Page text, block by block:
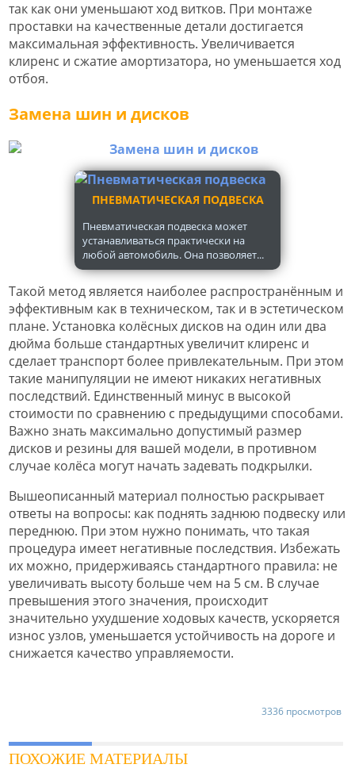
так как они уменьшают ход витков. При монтаже
проставки на качественные детали достигается
максимальная эффективность. Увеличивается
клиренс и сжатие амортизатора, но уменьшается ход
отбоя.
Замена шин и дисков
ПНЕВМАТИЧЕСКАЯ ПОДВЕСКА
Пневматическая подвеска может
устанавливаться практически на
любой автомобиль. Она позволяет...
Такой метод является наиболее распространённым и
эффективным как в техническом, так и в эстетическом
плане. Установка колёсных дисков на один или два
дюйма больше стандартных увеличит клиренс и
сделает транспорт более привлекательным. При этом
такие манипуляции не имеют никаких негативных
последствий. Единственный минус в высокой
стоимости по сравнению с предыдущими способами.
Важно знать максимально допустимый размер
дисков и резины для вашей модели, в противном
случае колёса могут начать задевать подкрылки.
Вышеописанный материал полностью раскрывает
ответы на вопросы: как поднять заднюю подвеску или
переднюю. При этом нужно понимать, что такая
процедура имеет негативные последствия. Избежать
их можно, придерживаясь стандартного правила: не
увеличивать высоту больше чем на 5 см. В случае
превышения этого значения, происходит
значительно ухудшение ходовых качеств, ускоряется
износ узлов, уменьшается устойчивость на дороге и
снижается качество управляемости.
3336 просмотров
ПОХОЖИЕ МАТЕРИАЛЫ